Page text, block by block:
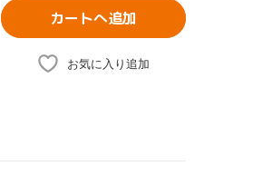
カートへ追加
お気に入り追加